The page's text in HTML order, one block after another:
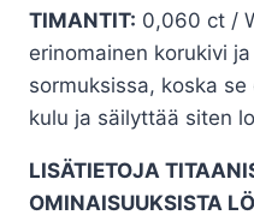
TIMANTIT: 0,060 ct /
erinomainen korukivi
sormuksissa, koska
kulu ja säilyttää siten
LISÄTIETOJA
OMINAISUUKSISTA